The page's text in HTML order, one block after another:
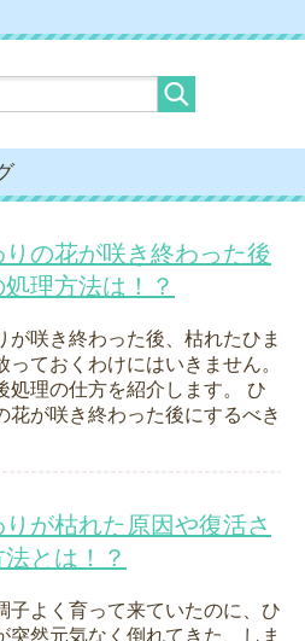
りの花が咲き終わった後
理方法は！？
が咲き終わった後、枯れたひま
っておくわけにはいきません。
処理の仕方を紹介します。 ひ
花が咲き終わった後にするべき
りが枯れた原因や復活さ
とは！？
子よく育って来ていたのに、ひ
突然元気なく倒れてきた、しま